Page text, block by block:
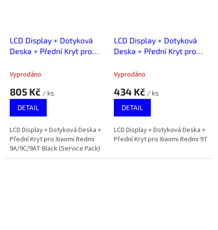
LCD Display + Dotyková
Deska + Přední Kryt pro
Black (Service Pack)
Vyprodáno
805 Kč / ks
DETAIL
LCD Display + Dotyková Deska +
Přední Kryt pro Xiaomi Redmi
9A/9C/9AT Black (Service Pack)
LCD Display + Dotyková
Deska + Přední Kryt pro
Vyprodáno
434 Kč / ks
DETAIL
LCD Display + Dotyková Deska +
Přední Kryt pro Xiaomi Redmi 9T